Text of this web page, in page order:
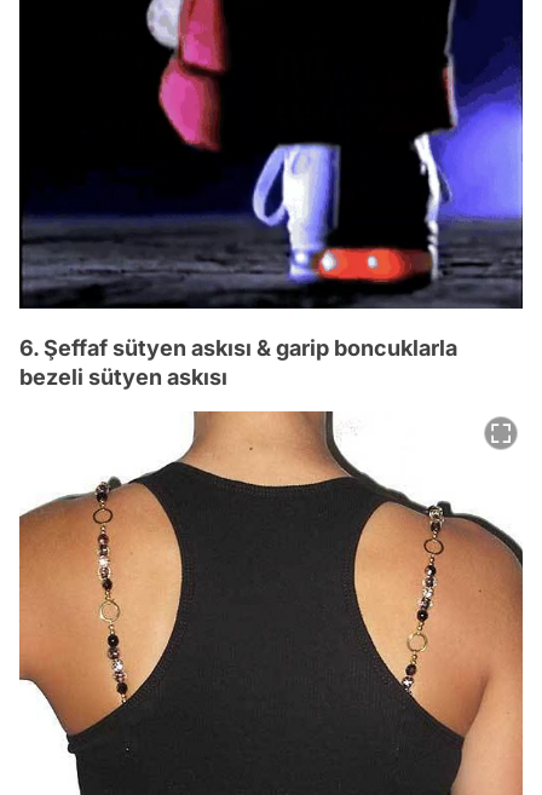
6. Şeffaf sütyen askısı & garip boncuklarla
bezeli sütyen askısı